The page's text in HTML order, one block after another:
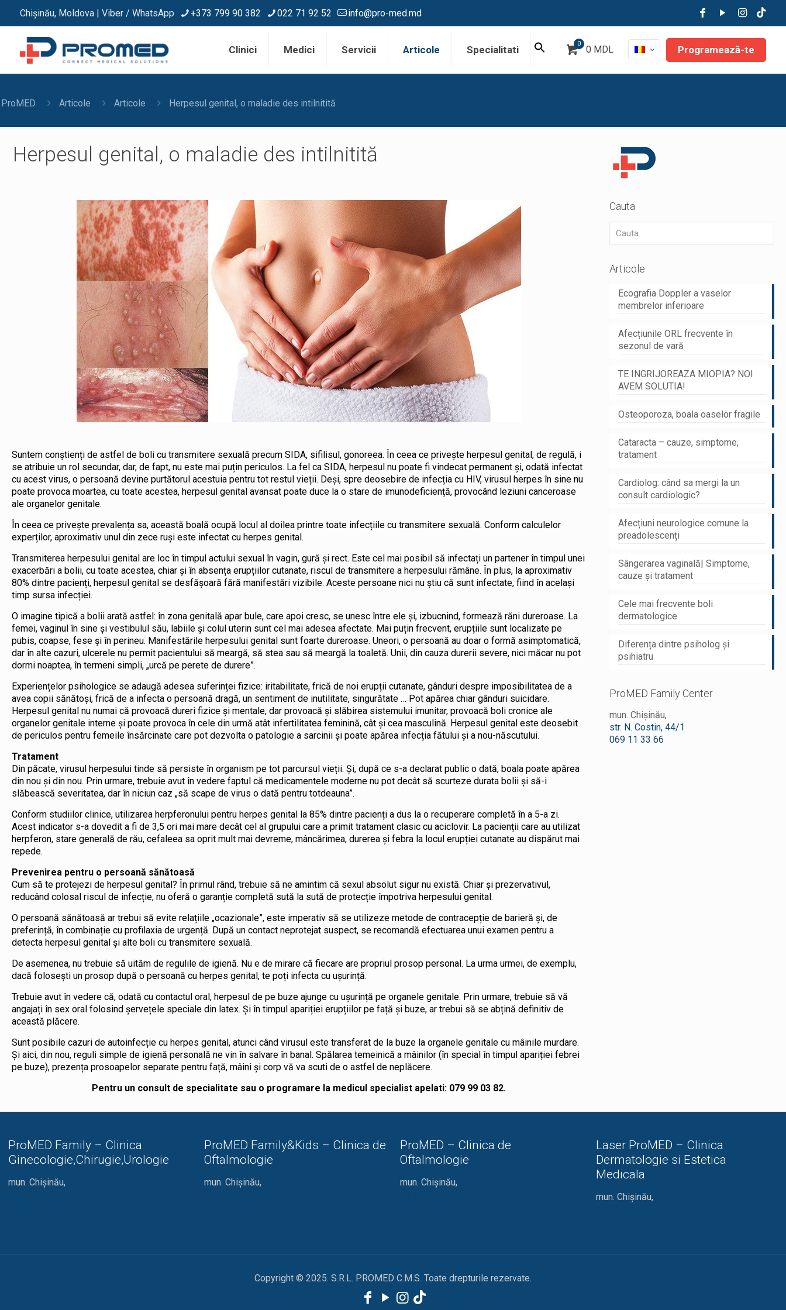
Chișinău, Moldova | Viber / WhatsApp +373 799 90 382 022 71 92 52 info@pro-med.md
Clinici Medici Servicii Articole Specialitati
0
0 MDL Programează-te
ProMED Articole Articole Herpesul genital, o maladie des intilnitită
Herpesul genital, o maladie des intilnitită
Suntem conștienți de astfel de boli cu transmitere sexuală precum SIDA, sifilisul, gonoreea. În ceea ce privește herpesul genital, de regulă, i
se atribuie un rol secundar, dar, de fapt, nu este mai puțin periculos. La fel ca SIDA, herpesul nu poate fi vindecat permanent și, odată infectat
cu acest virus, o persoană devine purtătorul acestuia pentru tot restul vieții. Deși, spre deosebire de infecția cu HIV, virusul herpes în sine nu
poate provoca moartea, cu toate acestea, herpesul genital avansat poate duce la o stare de imunodeficiență, provocând leziuni canceroase
ale organelor genitale.
În ceea ce privește prevalența sa, această boală ocupă locul al doilea printre toate infecțiile cu transmitere sexuală. Conform calculelor
experților, aproximativ unul din zece ruși este infectat cu herpes genital.
Transmiterea herpesului genital are loc în timpul actului sexual în vagin, gură și rect. Este cel mai posibil să infectați un partener în timpul unei
exacerbări a bolii, cu toate acestea, chiar și în absența erupțiilor cutanate, riscul de transmitere a herpesului rămâne. În plus, la aproximativ
80% dintre pacienți, herpesul genital se desfășoară fără manifestări vizibile. Aceste persoane nici nu știu că sunt infectate, fiind în același
timp sursa infecției.
O imagine tipică a bolii arată astfel: în zona genitală apar bule, care apoi cresc, se unesc între ele și, izbucnind, formează răni dureroase. La
femei, vaginul în sine și vestibulul său, labiile și colul uterin sunt cel mai adesea afectate. Mai puțin frecvent, erupțiile sunt localizate pe
pubis, coapse, fese și în perineu. Manifestările herpesului genital sunt foarte dureroase. Uneori, o persoană au doar o formă asimptomatică,
dar în alte cazuri, ulcerele nu permit pacientului să meargă, să stea sau să meargă la toaletă. Unii, din cauza durerii severe, nici măcar nu pot
dormi noaptea, în termeni simpli, „urcă pe perete de durere”.
Experiențelor psihologice se adaugă adesea suferinței fizice: iritabilitate, frică de noi erupții cutanate, gânduri despre imposibilitatea de a
avea copii sănătoși, frică de a infecta o persoană dragă, un sentiment de inutilitate, singurătate … Pot apărea chiar gânduri suicidare.
Herpesul genital nu numai că provoacă dureri fizice și mentale, dar provoacă și slăbirea sistemului imunitar, provoacă boli cronice ale
organelor genitale interne și poate provoca în cele din urmă atât infertilitatea feminină, cât și cea masculină. Herpesul genital este deosebit
de periculos pentru femeile însărcinate care pot dezvolta o patologie a sarcinii și poate apărea infecția fătului și a nou-născutului.
Tratament
Din păcate, virusul herpesului tinde să persiste în organism pe tot parcursul vieții. Și, după ce s-a declarat public o dată, boala poate apărea
din nou și din nou. Prin urmare, trebuie avut în vedere faptul că medicamentele moderne nu pot decât să scurteze durata bolii și să-i
slăbească severitatea, dar în niciun caz „să scape de virus o dată pentru totdeauna”.
Conform studiilor clinice, utilizarea herpferonului pentru herpes genital la 85% dintre pacienți a dus la o recuperare completă în a 5-a zi.
Acest indicator s-a dovedit a fi de 3,5 ori mai mare decât cel al grupului care a primit tratament clasic cu aciclovir. La pacienții care au utilizat
herpferon, stare generală de rău, cefaleea sa oprit mult mai devreme, mâncărimea, durerea și febra la locul erupției cutanate au dispărut mai
repede.
Prevenirea pentru o persoană sănătoasă
Cum să te protejezi de herpesul genital? În primul rând, trebuie să ne amintim că sexul absolut sigur nu există. Chiar și prezervativul,
reducând colosal riscul de infecție, nu oferă o garanție completă sută la sută de protecție împotriva herpesului genital.
O persoană sănătoasă ar trebui să evite relațiile „ocazionale”, este imperativ să se utilizeze metode de contracepție de barieră și, de
preferință, în combinație cu profilaxia de urgență. După un contact neprotejat suspect, se recomandă efectuarea unui examen pentru a
detecta herpesul genital și alte boli cu transmitere sexuală.
De asemenea, nu trebuie să uităm de regulile de igienă. Nu e de mirare că fiecare are propriul prosop personal. La urma urmei, de exemplu,
dacă folosești un prosop după o persoană cu herpes genital, te poți infecta cu ușurință.
Trebuie avut în vedere că, odată cu contactul oral, herpesul de pe buze ajunge cu ușurință pe organele genitale. Prin urmare, trebuie să vă
angajați în sex oral folosind șervețele speciale din latex. Și în timpul apariției erupțiilor pe față și buze, ar trebui să se abțină definitiv de
această plăcere.
Sunt posibile cazuri de autoinfecție cu herpes genital, atunci când virusul este transferat de la buze la organele genitale cu mâinile murdare.
Și aici, din nou, reguli simple de igienă personală ne vin în salvare în banal. Spălarea temeinică a mâinilor (în special în timpul apariției febrei
pe buze), prezența prosoapelor separate pentru față, mâini și corp vă va scuti de o astfel de neplăcere.
Pentru un consult de specialitate sau o programare la medicul specialist apelati: 079 99 03 82.
Cauta
Articole
Ecografia Doppler a vaselor
membrelor inferioare
Afecțiunile ORL frecvente în
sezonul de vară
TE INGRIJOREAZA MIOPIA? NOI
AVEM SOLUTIA!
Osteoporoza, boala oaselor fragile
Cataracta – cauze, simptome,
tratament
Cardiolog: când sa mergi la un
consult cardiologic?
Afecțiuni neurologice comune la
preadolescenți
Sângerarea vaginală| Simptome,
cauze și tratament
Cele mai frecvente boli
dermatologice
Diferența dintre psiholog și
psihiatru
ProMED Family Center
mun. Chișinău,
str. N. Costin, 44/1
069 11 33 66
ProMED Family – Clinica
Ginecologie,Chirugie,Urologie
mun. Chișinău,
ProMED Family&Kids – Clinica de
Oftalmologie
mun. Chișinău,
ProMED – Clinica de
Oftalmologie
mun. Chișinău,
Laser ProMED – Clinica
Dermatologie si Estetica
Medicala
mun. Chișinău,
Copyright © 2025. S.R.L. PROMED C.M.S. Toate drepturile rezervate.